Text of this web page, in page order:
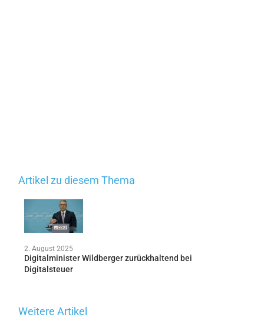
Artikel zu diesem Thema
2. August 2025
Digitalminister Wildberger zurückhaltend bei
Digitalsteuer
Weitere Artikel